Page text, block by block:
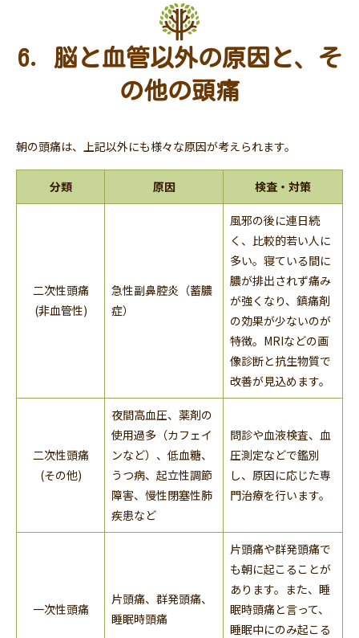
6. 脳と血管以外の原因と、そ
の他の頭痛
朝の頭痛は、上記以外にも様々な原因が考えられます。
分類 原因 検査・対策
二次性頭痛
(非血管性)
急性副鼻腔炎（蓄膿
症）
風邪の後に連日続
く、比較的若い人に
多い。寝ている間に
膿が排出されず痛み
が強くなり、鎮痛剤
の効果が少ないのが
特徴。MRIなどの画
像診断と抗生物質で
改善が見込めます。
二次性頭痛
(その他)
夜間高血圧、薬剤の
使用過多（カフェイ
ンなど）、低血糖、
うつ病、起立性調節
障害、慢性閉塞性肺
疾患など
問診や血液検査、血
圧測定などで鑑別
し、原因に応じた専
門治療を行います。
一次性頭痛
片頭痛、群発頭痛、
睡眠時頭痛
片頭痛や群発頭痛で
も朝に起こることが
あります。また、睡
眠時頭痛と言って、
睡眠中にのみ起こる